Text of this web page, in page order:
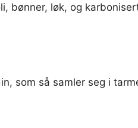
bønner, løk, og
som så samler seg i